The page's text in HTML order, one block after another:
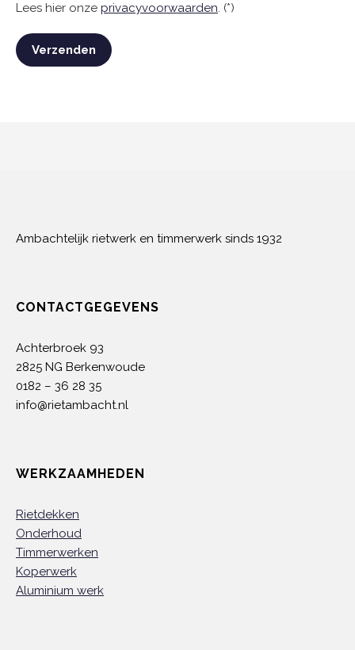
Lees hier onze privacyvoorwaarden. (*)
Ambachtelijk rietwerk en timmerwerk sinds 1932
CONTACTGEGEVENS
Achterbroek 93
2825 NG Berkenwoude
0182 – 36 28 35
info@rietambacht.nl
WERKZAAMHEDEN
Rietdekken
Onderhoud
Timmerwerken
Koperwerk
Aluminium werk